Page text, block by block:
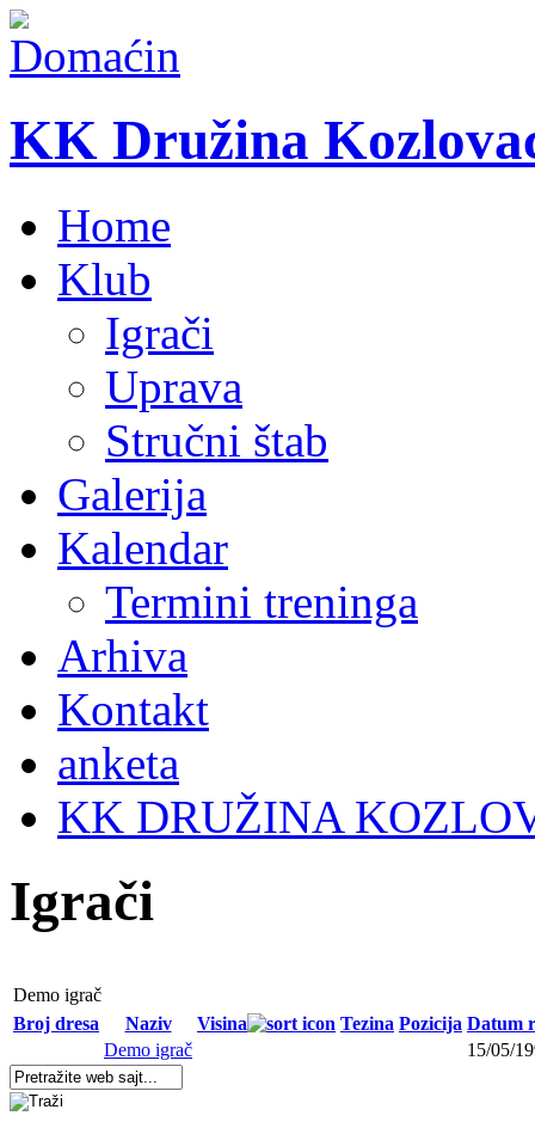
KK Družina
Home
Klub
Igrači
Uprava
Stručni štab
Galerija
Kalendar
Termini treninga
Arhiva
Kontakt
anketa
KK DRUŽINA
Igrači
Demo igrač
Broj dresa
Naziv Visina Tezina Pozicija Datum
Demo igrač
15/05/